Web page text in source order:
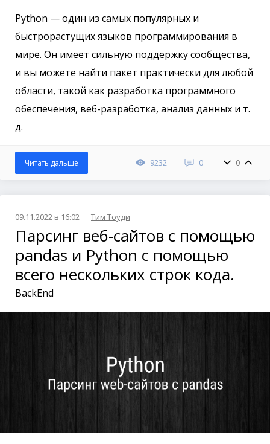
Python — один из самых популярных и
быстрорастущих языков программирования в
мире. Он имеет сильную поддержку сообщества,
и вы можете найти пакет практически для любой
области, такой как разработка программного
обеспечения, веб-разработка, анализ данных и т.
д.
9232 0 0
Читать дальше
09.11.2022 в 16:02 Тим Тоуди
Парсинг веб-сайтов с помощью
pandas и Python с помощью
всего нескольких строк кода.
BackEnd